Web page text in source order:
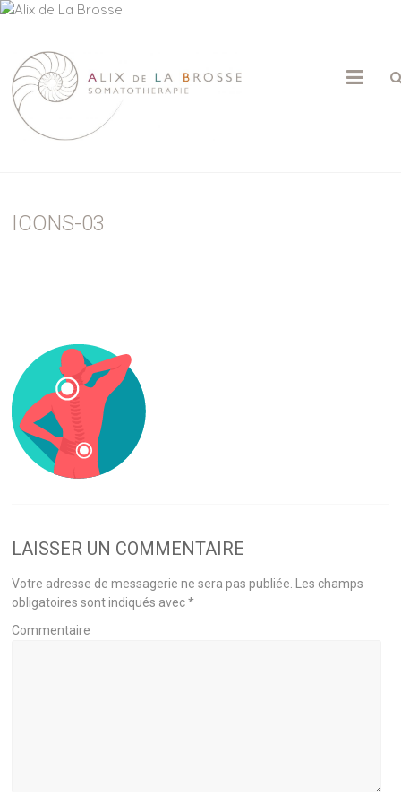
ALIX
DE
Psychothérapie
ICONS-03
LAISSER UN COMMENTAIRE
Votre adresse de messagerie ne sera pas publiée.
Les champs
obligatoires sont indiqués avec*
Commentaire